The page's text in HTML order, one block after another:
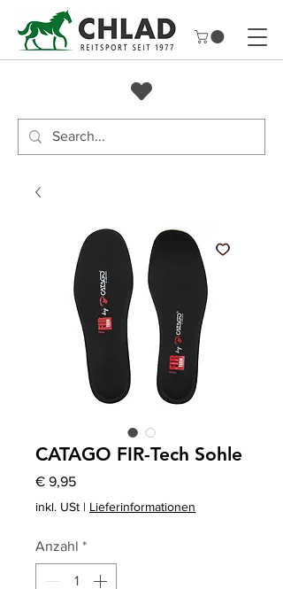
CATAGO FIR-Tech Sohle
€ 9,95Preis
inkl. USt | Lieferinformationen
Anzahl *